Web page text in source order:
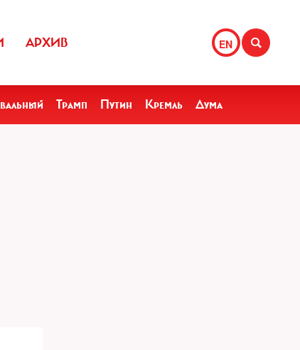
EN
АРХИВ
Трамп Путин Кремль Дума